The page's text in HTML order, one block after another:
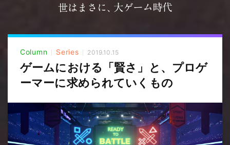
Column Series 2019.10.15
ゲームにおける「賢さ」と、プロゲ
ーマーに求められていくもの